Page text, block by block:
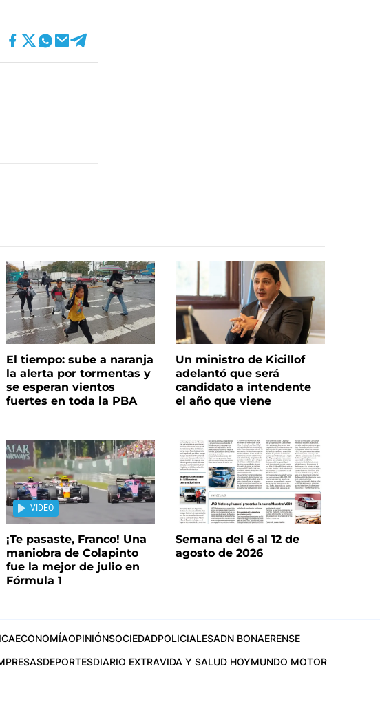
El tiempo: sube a naranja
la alerta por tormentas y
se esperan vientos
fuertes en toda la PBA
Un ministro de Kicillof
adelantó que será
candidato a intendente
el año que viene
VIDEO
¡Te pasaste, Franco! Una
maniobra de Colapinto
fue la mejor de julio en
Fórmula 1
Semana del 6 al 12 de
agosto de 2026
ECONOMÍAOPINIÓNSOCIEDADPOLICIALESADN BONAERENSE
DEPORTESDIARIO EXTRAVIDA Y SALUD HOYMUNDO MOTOR